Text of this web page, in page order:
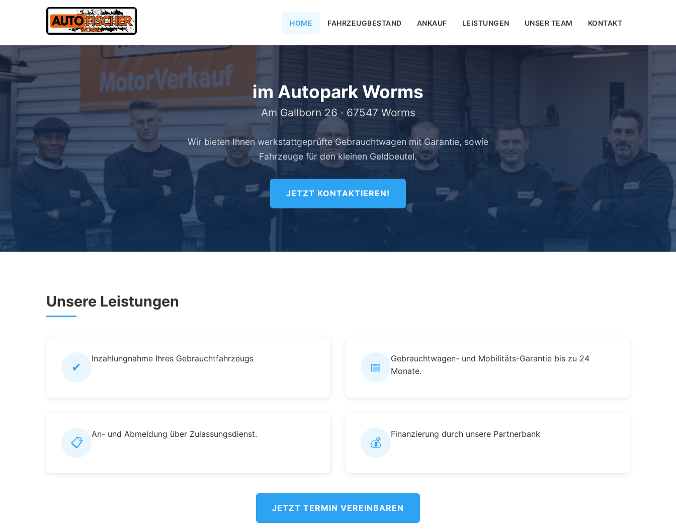
HOME FAHRZEUGBESTAND ANKAUF LEISTUNGEN UNSER TEAM KONTAKT
im Autopark Worms
Am Gallborn 26 · 67547 Worms
Wir bieten Ihnen werkstattgeprüfte Gebrauchtwagen mit Garantie, sowie
Fahrzeuge für den kleinen Geldbeutel.
JETZT KONTAKTIEREN!
Unsere Leistungen
✔
Inzahlungnahme Ihres Gebrauchtfahrzeugs
📅
Gebrauchtwagen- und Mobilitäts-Garantie bis zu 24
Monate.
📋
An- und Abmeldung über Zulassungsdienst.
💰
Finanzierung durch unsere Partnerbank
JETZT TERMIN VEREINBAREN